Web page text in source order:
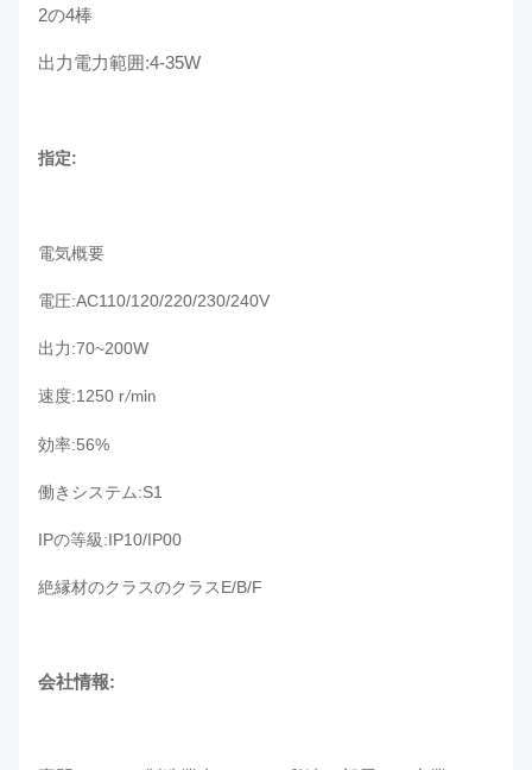
2の4棒
出力電力範囲:4-35W
指定:
電気概要
電圧:AC110/120/220/230/240V
出力:70~200W
速度:1250 r/min
効率:56%
働きシステム:S1
IPの等級:IP10/IP00
絶縁材のクラスのクラスE/B/F
会社情報: